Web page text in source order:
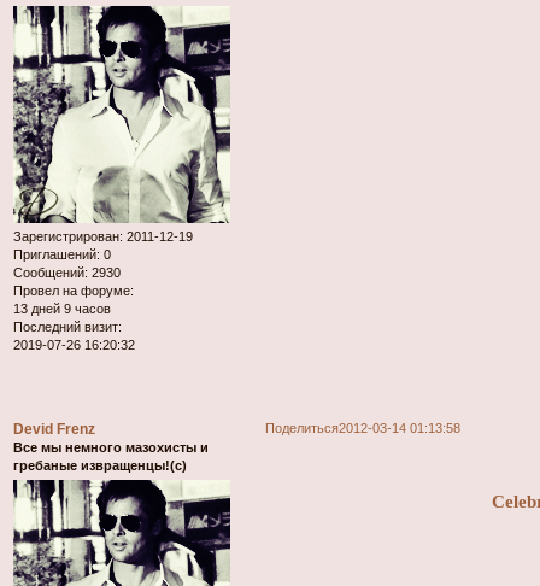
Зарегистрирован: 2011-12-19
Приглашений: 0
Сообщений: 2930
Провел на форуме:
13 дней 9 часов
Последний визит:
2019-07-26 16:20:32
Поделиться2012-03-14 01:13:58
Devid Frenz
Все мы немного мазохисты и
гребаные извращенцы!(с)